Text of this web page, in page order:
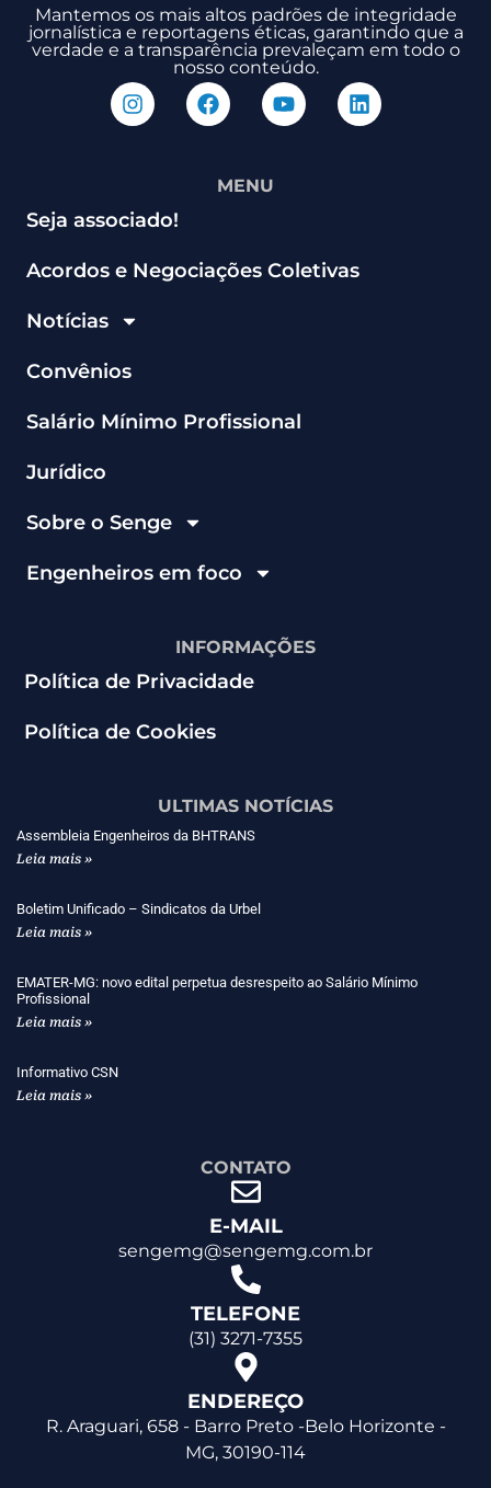
Mantemos os mais altos padrões de integridade
jornalística e reportagens éticas, garantindo que a
verdade e a transparência prevaleçam em todo o
nosso conteúdo.
MENU
Seja associado!
Acordos e Negociações Coletivas
Notícias
Convênios
Salário Mínimo Profissional
Jurídico
Sobre o Senge
Engenheiros em foco
INFORMAÇÕES
Política de Privacidade
Política de Cookies
ULTIMAS NOTÍCIAS
Assembleia Engenheiros da BHTRANS
Leia mais »
Boletim Unificado – Sindicatos da Urbel
Leia mais »
EMATER-MG: novo edital perpetua desrespeito ao Salário Mínimo
Profissional
Leia mais »
Informativo CSN
Leia mais »
CONTATO
E-MAIL
sengemg@sengemg.com.br
TELEFONE
(31) 3271-7355
ENDEREÇO
R. Araguari, 658 - Barro Preto -Belo Horizonte -
MG, 30190-114